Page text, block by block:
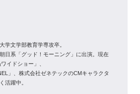
学文学部教育学専攻卒。
日系「グッド！モーニング」に出演。現在
イドショー」、
」、株式会社ゼネテックのCMキャラクタ
活躍中。